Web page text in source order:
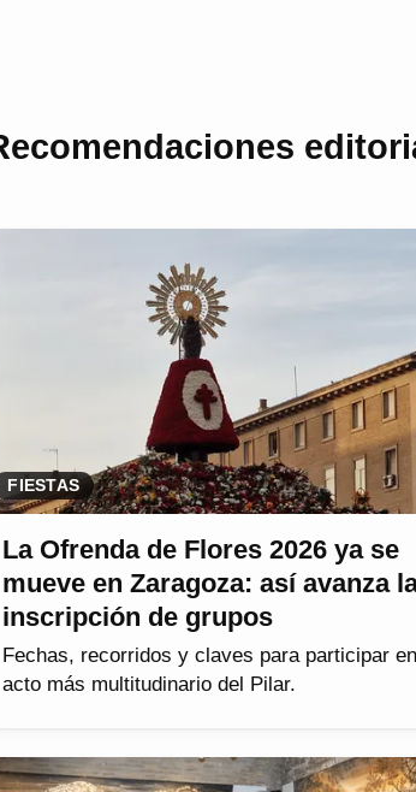
FIESTAS
La Ofrenda de Flores 2026 ya se
mueve en Zaragoza: así avanza
inscripción de grupos
Fechas, recorridos y claves para participar
acto más multitudinario del Pilar.